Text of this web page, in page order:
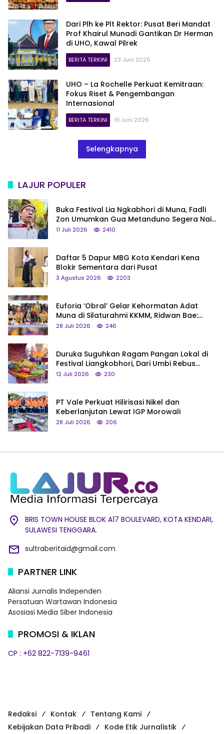
Dari Plh ke Plt Rektor: Pusat Beri Mandat
Prof Khairul Munadi Gantikan Dr Herman
di UHO, Kawal Pilrek
BERITA TERKINI 23 Juni 2026
UHO – La Rochelle Perkuat Kemitraan:
Fokus Riset & Pengembangan
Internasional
BERITA TERKINI 19 Juni 2026
Selengkapnya
LAJUR POPULER
Buka Festival Lia Ngkabhori di Muna, Fadli
Zon Umumkan Gua Metanduno Segera Naik
Status Jadi Cagar Budaya Nasional
11 Juli 2026 2410
Daftar 5 Dapur MBG Kota Kendari Kena
Blokir Sementara dari Pusat
3 Agustus 2026 2203
Euforia ‘Obral’ Gelar Kehormatan Adat
Muna di Silaturahmi KKMM, Ridwan Bae:
Saya Bukan Tipe Begitu, Belum Pantas!
28 Juli 2026 246
Duruka Suguhkan Ragam Pangan Lokal di
Festival Liangkobhori, Dari Umbi Rebus
hingga Tumpeng Beras Muna
12 Juli 2026 230
PT Vale Perkuat Hilirisasi Nikel dan
Keberlanjutan Lewat IGP Morowali
28 Juli 2026 206
BRIS TOWN HOUSE BLOK A17 BOULEVARD, KOTA KENDARI,
SULAWESI TENGGARA.
sultraberitaid@gmail.com
PARTNER LINK
Aliansi Jurnalis Independen
Persatuan Wartawan Indonesia
Asosiasi Media Siber Indonesia
PROMOSI & IKLAN
CP : +62 822-7139-9461
Redaksi Kontak
Tentang Kami
Kebijakan Data Pribadi
Kode Etik Jurnalistik